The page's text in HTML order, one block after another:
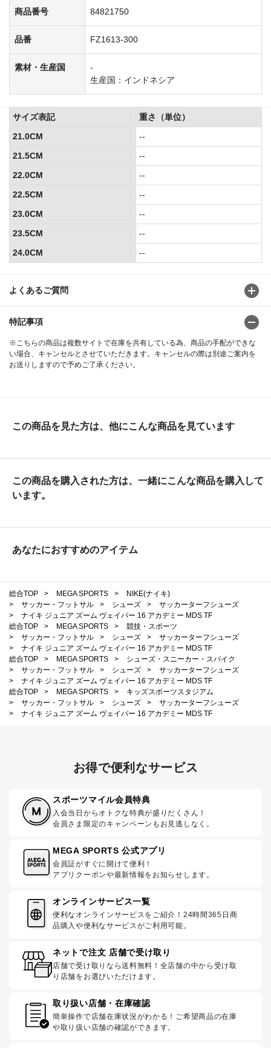
商品番号 84821750
品番 FZ1613-300
素材・生産国
-
生産国：インドネシア
よくあるご質問
特記事項
※こちらの商品は複数サイトで在庫を共有している為、商品の手配ができな
い場合、キャンセルとさせていただきます。キャンセルの際は別途ご案内を
お送りしますので予めご了承ください。
サイズ表記
重さ（単位）
21.0CM
--
21.5CM
--
22.0CM
--
22.5CM
--
23.0CM
--
23.5CM
--
24.0CM
--
この商品を見た方は、他にこんな商品を見ています
この商品を購入された方は、一緒にこんな商品を購入して
います。
あなたにおすすめのアイテム
総合TOP > MEGA SPORTS >
NIKE(ナイキ)
>
サッカー・フットサル > シューズ >
サッカーターフシューズ
>
ナイキ ジュニア ズーム ヴェイパー 16 アカデミー MDS TF
総合TOP
> MEGA SPORTS >
競技・スポーツ
>
サッカー・フットサル > シューズ >
サッカーターフシューズ
>
ナイキ ジュニア ズーム ヴェイパー 16 アカデミー MDS TF
総合TOP
> MEGA SPORTS >
シューズ・スニーカー・スパイク
>
サッカー・フットサル > シューズ >
サッカーターフシューズ
>
ナイキ ジュニア ズーム ヴェイパー 16 アカデミー MDS TF
総合TOP
> MEGA SPORTS >
キッズスポーツスタジアム
>
サッカー・フットサル > シューズ >
サッカーターフシューズ
>
ナイキ ジュニア ズーム ヴェイパー 16 アカデミー MDS TF
お得で便利なサービス
スポーツマイル会員特典
入会当日からオトクな特典が盛りだくさん！
会員さま限定のキャンペーンもお見逃しなく。
MEGA SPORTS 公式アプリ
会員証がすぐに開けて便利！
アプリクーポンや最新情報をお知らせします。
オンラインサービス一覧
便利なオンラインサービスをご紹介！24時間365日商
品購入や便利なサービスがご利用可能。
ネットで注文 店舗で受け取り
店舗で受け取りなら送料無料！全店舗の中から受け取
り店舗をお選びいただけます。
取り扱い店舗・在庫確認
簡単操作で店舗在庫状況がわかる！ご希望商品の在庫
や取り扱い店舗の確認ができます。